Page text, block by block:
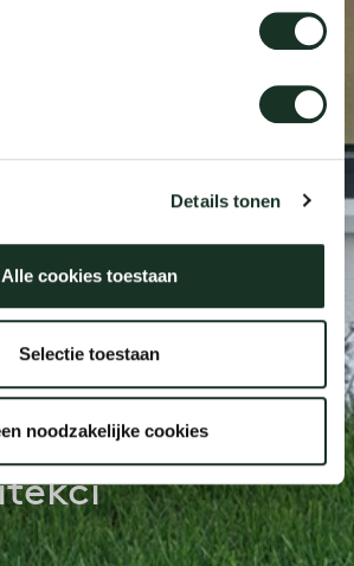
Details tonen
Alle cookies toestaan
Selectie toestaan
noodzakelijke cookies
birches |